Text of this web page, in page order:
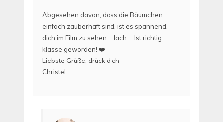
Abgesehen davon, dass die Bäumchen
einfach zauberhaft sind, ist es spannend,
dich im Film zu sehen…. lach…. Ist richtig
klasse geworden! ❤️
Liebste Grüße, drück dich
Christel